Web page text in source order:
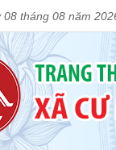
08 tháng 08 năm